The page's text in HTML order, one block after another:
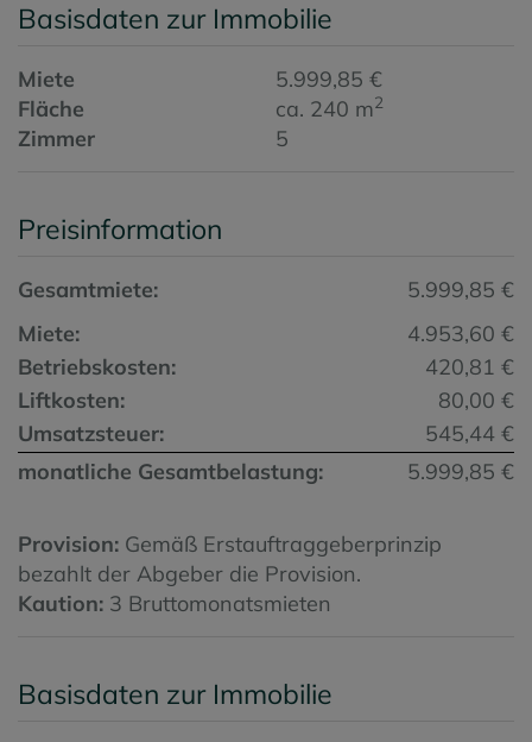
Basisdaten zur Immobilie
Miete
5.999,85 €
Fläche
ca. 240 m2
Zimmer 5
Preisinformation
Gesamtmiete:
5.999,85 €
Miete:
4.953,60 €
Betriebskosten:
420,81 €
Liftkosten:
80,00 €
Umsatzsteuer:
545,44 €
monatliche Gesamtbelastung:
5.999,85 €
Provision: Gemäß Erstauftraggeberprinzip
bezahlt der Abgeber die Provision.
Kaution: 3 Bruttomonatsmieten
Basisdaten zur Immobilie